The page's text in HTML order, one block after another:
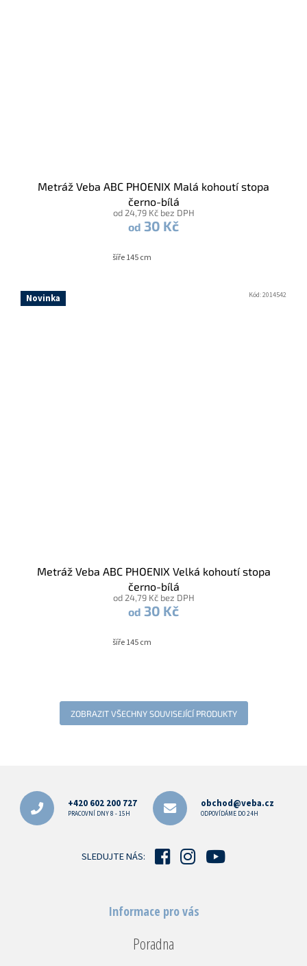
Metráž Veba ABC PHOENIX Malá kohoutí stopa
černo-bílá
od 24,79 Kč bez DPH
od 30 Kč
šíře 145 cm
Novinka
Metráž Veba ABC PHOENIX Velká kohoutí stopa
černo-bílá
od 24,79 Kč bez DPH
od 30 Kč
šíře 145 cm
Kód:2014542
ZOBRAZIT VŠECHNY SOUVISEJÍCÍ PRODUKTY
+420 602 200 727
PRACOVNÍ DNY 8 - 15H
obchod@veba.cz
ODPOVÍDÁME DO 24H
SLEDUJTE NÁS:
Informace pro vás
Poradna